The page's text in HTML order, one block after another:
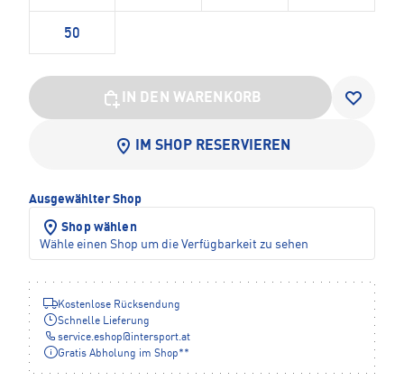
50
IN DEN WARENKORB
IM SHOP RESERVIEREN
Ausgewählter Shop
Shop wählen
Wähle einen Shop um die Verfügbarkeit zu sehen
Kostenlose Rücksendung
Schnelle Lieferung
service.eshop@intersport.at
Gratis Abholung im Shop**